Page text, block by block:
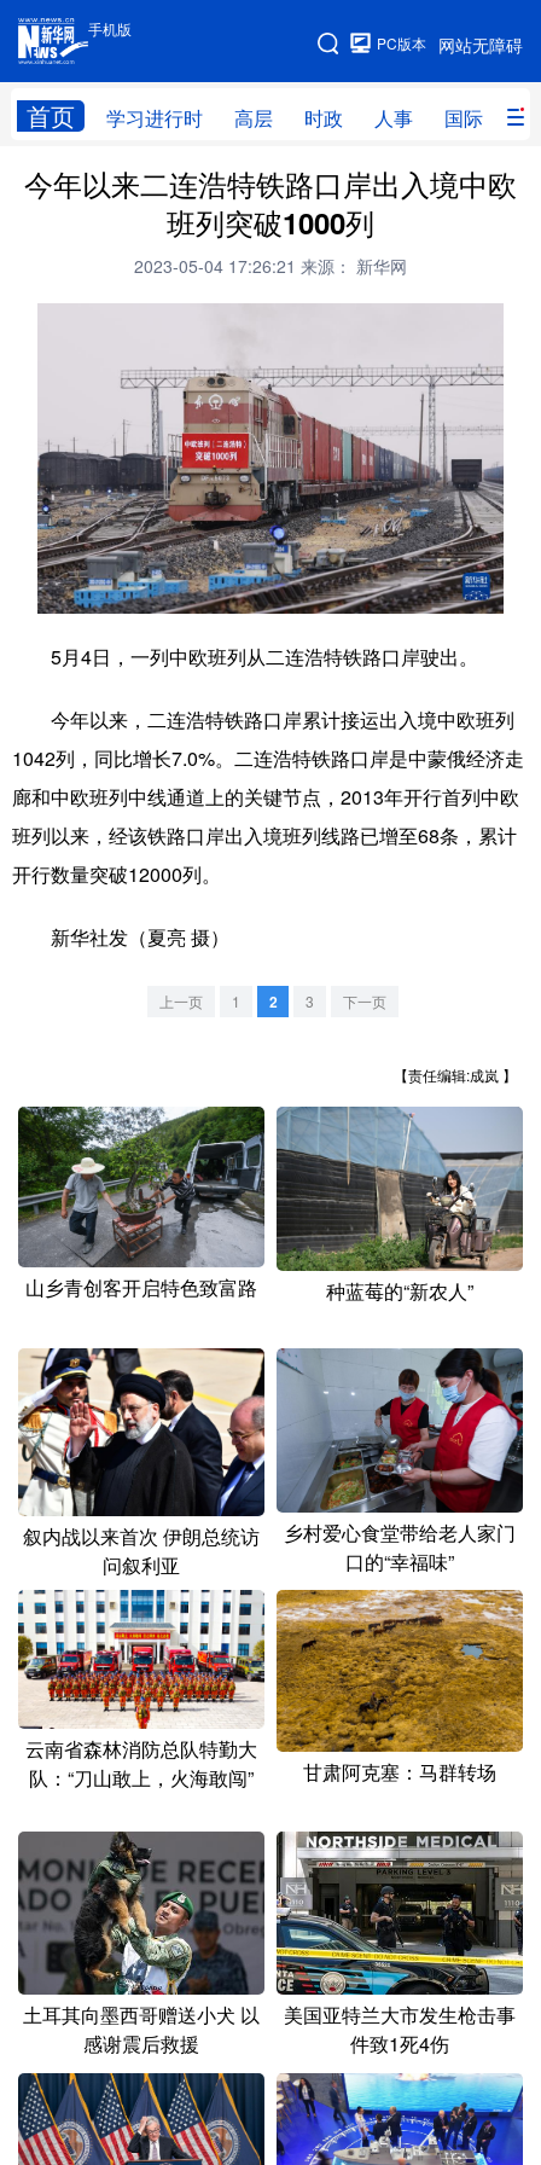
手机版
网站无障碍
PC版本
首页 学习进行时 高层 时政 人事 国际 财
手机版
网站地图
学习进行时 高层 时政 人事
财经 网评
全球连线
书画 健康 军事
访谈 视频 图片 政务
法律 中央文件 金融 汽车
食品 人居 信息化 数字经济
学术中国 乡村振兴 银龄 溯源中国
文化产业
地方频道
北京 天津
湖南
广东 广西 海南
四川 贵州 云南 西藏
陕西 甘肃 青海 宁夏
新疆 内蒙古 黑龙江
多语种频道
English Español Français عربى
Русский язык 日本語 한국어
Deutsch Português
今年以来二连浩特铁路口岸出入境中欧
班列突破1000列
2023-05-04 17:26:21 来源： 新华网
5月4日，一列中欧班列从二连浩特铁路口岸驶出。
今年以来，二连浩特铁路口岸累计接运出入境中欧班列
1042列，同比增长7.0%。二连浩特铁路口岸是中蒙俄经济走
廊和中欧班列中线通道上的关键节点，2013年开行首列中欧
班列以来，经该铁路口岸出入境班列线路已增至68条，累计
开行数量突破12000列。
新华社发（夏亮 摄）
上一页 1 2 3 下一页
【责任编辑:成岚 】
山乡青创客开启特色致富路 种蓝莓的“新农人”
叙内战以来首次 伊朗总统访
问叙利亚
乡村爱心食堂带给老人家门
口的“幸福味”
云南省森林消防总队特勤大
队：“刀山敢上，火海敢闯”
甘肃阿克塞：马群转场
土耳其向墨西哥赠送小犬 以
感谢震后救援
美国亚特兰大市发生枪击事
件致1死4伤